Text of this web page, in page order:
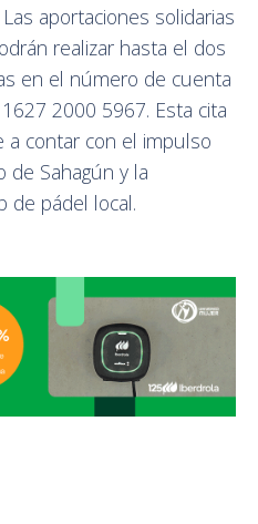
aportaciones solidarias
realizar hasta el dos
en el número de cuenta
2000 5967. Esta cita
a contar con el impulso
Sahagún y la
de pádel local.